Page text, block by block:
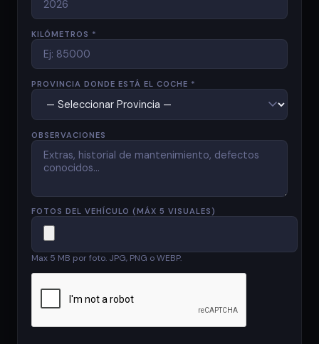
KILÓMETROS *
PROVINCIA DONDE ESTÁ EL COCHE *
OBSERVACIONES
FOTOS DEL VEHÍCULO (MÁX 5 VISUALES)
Max 5 MB por foto. JPG, PNG o WEBP.